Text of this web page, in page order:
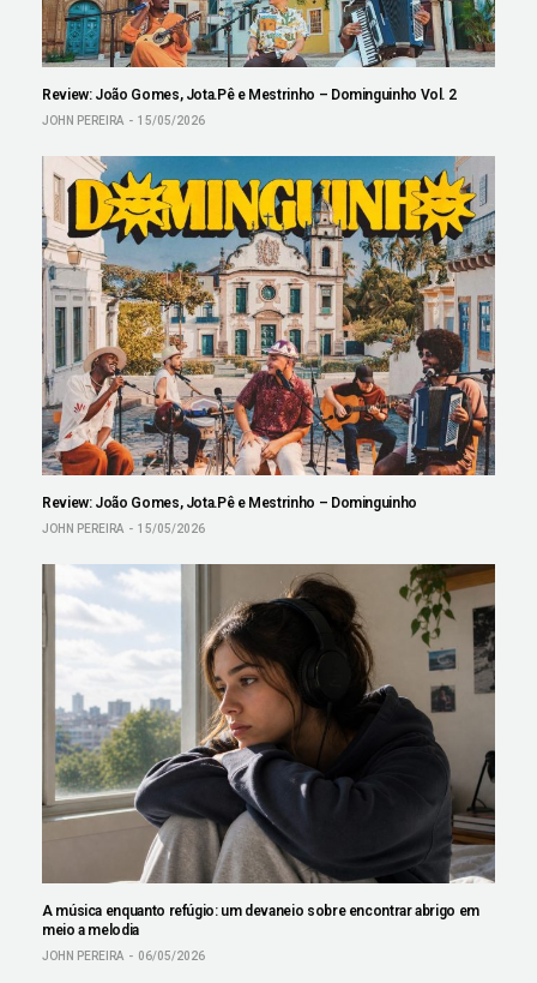
Review: João Gomes, Jota.Pê e Mestrinho – Dominguinho Vol. 2
JOHN PEREIRA 15/05/2026
Review: João Gomes, Jota.Pê e Mestrinho – Dominguinho
JOHN PEREIRA 15/05/2026
A música enquanto refúgio: um devaneio sobre encontrar abrigo em
meio a melodia
JOHN PEREIRA 06/05/2026